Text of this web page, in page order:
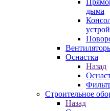
дыма
Оснастка
Назад
Строительное
Назад